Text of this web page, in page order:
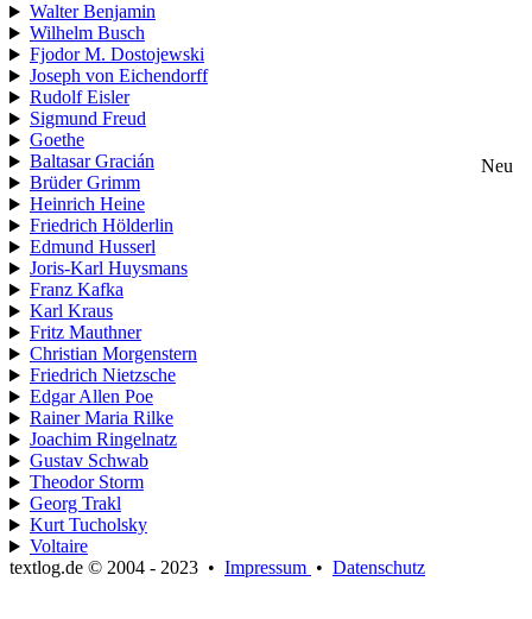
Walter Benjamin
Wilhelm Busch
Fjodor M. Dostojewski
Joseph von Eichendorff
Rudolf Eisler
Sigmund Freud
Goethe
Baltasar Gracián
Neu
Brüder Grimm
Heinrich Heine
Friedrich Hölderlin
Edmund Husserl
Joris-Karl Huysmans
Franz Kafka
Karl Kraus
Fritz Mauthner
Christian Morgenstern
Friedrich Nietzsche
Edgar Allen Poe
Rainer Maria Rilke
Joachim Ringelnatz
Gustav Schwab
Theodor Storm
Georg Trakl
Kurt Tucholsky
Voltaire
textlog.de © 2004 - 2023 • Impressum • Datenschutz